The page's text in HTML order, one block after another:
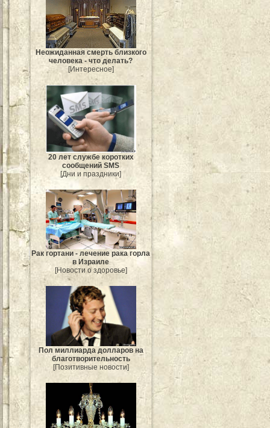
Неожиданная смерть близкого
человека - что делать?
[Интересное]
20 лет службе коротких
сообщений SMS
[Дни и праздники]
Рак гортани - лечение рака горла
в Израиле
[Новости о здоровье]
Пол миллиарда долларов на
благотворительность
[Позитивные новости]